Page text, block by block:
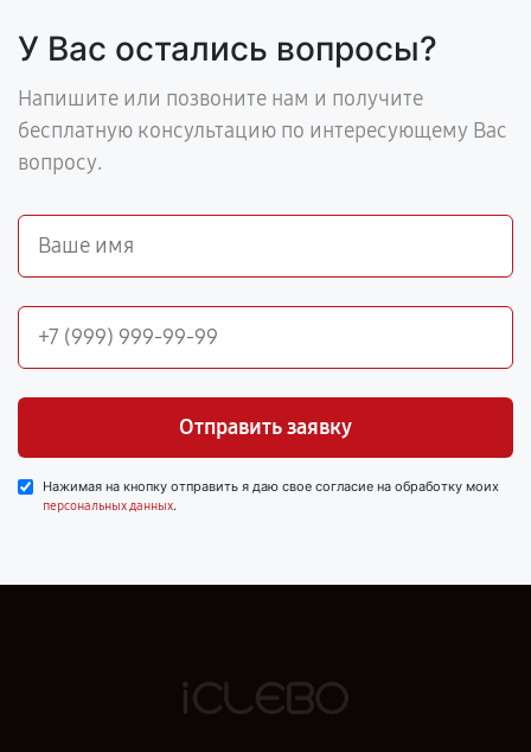
У Вас остались вопросы?
Напишите или позвоните нам и получите
бесплатную консультацию по интересующему Вас
вопросу.
Отправить заявку
Нажимая на кнопку отправить я даю свое согласие на обработку моих
персональных данных.